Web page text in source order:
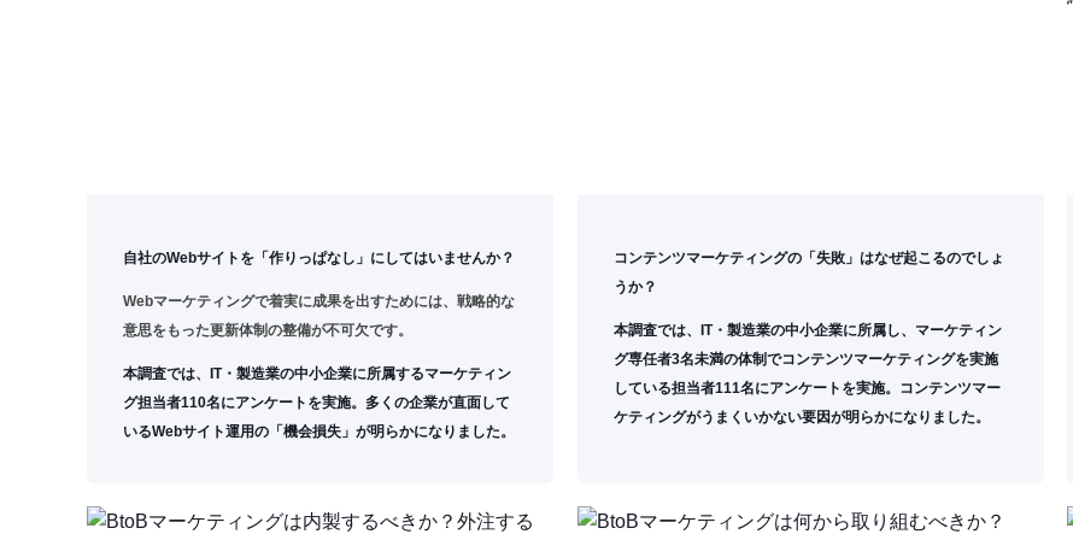
自社のWebサイトを「作りっぱなし」にしてはいませんか？
Webマーケティングで着実に成果を出すためには、戦略的な
意思をもった更新体制の整備が不可欠です。
本調査では、IT・製造業の中小企業に所属するマーケティン
グ担当者110名にアンケートを実施。多くの企業が直面して
いるWebサイト運用の「機会損失」が明らかになりました。
コンテンツマーケティングの「失敗」はなぜ起こるのでしょ
うか？
本調査では、IT・製造業の中小企業に所属し、マーケティン
グ専任者3名未満の体制でコンテンツマーケティングを実施
している担当者111名にアンケートを実施。コンテンツマー
ケティングがうまくいかない要因が明らかになりました。